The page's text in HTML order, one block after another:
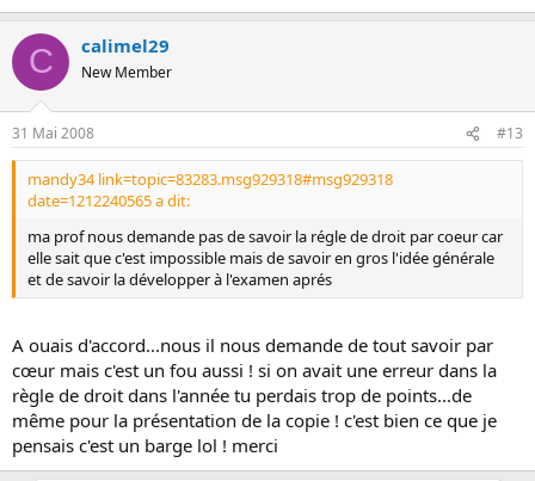
C calimel29
New Member
31 Mai 2008 #13
mandy34 link=topic=83283.msg929318#msg929318
date=1212240565 a dit:
ma prof nous demande pas de savoir la régle de droit par coeur car
elle sait que c'est impossible mais de savoir en gros l'idée générale
et de savoir la développer à l'examen aprés
A ouais d'accord...nous il nous demande de tout savoir par
cœur mais c'est un fou aussi ! si on avait une erreur dans la
règle de droit dans l'année tu perdais trop de points...de
même pour la présentation de la copie ! c'est bien ce que je
pensais c'est un barge lol ! merci